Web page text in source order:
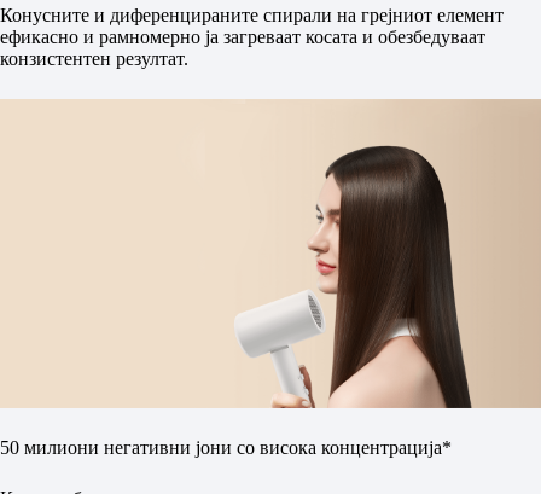
Конусните и диференцираните спирали на грејниот елемент
ефикасно и рамномерно ја загреваат косата и обезбедуваат
конзистентен резултат.
50 милиони негативни јони со висока концентрација*